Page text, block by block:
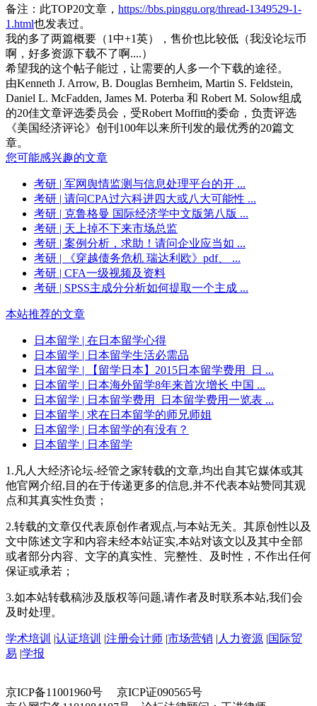
备注：此TOP20文章， https://bbs.pinggu.org/thread-1349529-1-
1.html也发表过。
我的多了两篇概要（1中+1英），售价也比较低（我没论坛币
啊，好多资源下载不了啊....）
希望我的这个帖子能过，让需要的人多一个下载的途径。
由Kenneth J. Arrow, B. Douglas Bernheim, Martin S. Feldstein,
Daniel L. McFadden, James M. Poterba 和 Robert M. Solow组成
的20佳文章评选委员会，受Robert Moffitt的委命，负责评选
《美国经济评论》创刊100年以来所刊发的最优秀的20篇文
章。
您可能感兴趣的文章
考研 | 军网舆情监测与信息处理平台的开 ...
考研 | 请问CPA过六科进四大或八大可能性 ...
考研 | 克鲁格曼 国际经济学中文版第八版 ...
考研 | 天上掉不下来市场总监
考研 | 案例分析，求助！请问企业应当如 ...
考研 | 《穿越债务危机 瑞达利欧》pdf、 ...
考研 | CFA一级视频及资料
考研 | SPSS主成分分析如何提取一个主成 ...
本站推荐的文章
日本留学 | 在日本留学心得
日本留学 | 日本留学生活必需品
日本留学 | 【留学日本】2015日本留学费用_日 ...
日本留学 | 日本海外留学8年来首次增长 中国 ...
日本留学 | 日本留学费用_日本留学费用一览表 ...
日本留学 | 求在日本留学的师兄师姐
日本留学 | 日本留学的有没有？
日本留学 | 日本留学
1.凡人大经济论坛-经管之家转载的文章,均出自其它媒体或其
他官网介绍,目的在于传递更多的信息,并不代表本站赞同其观
点和其真实性负责；
2.转载的文章仅代表原创作者观点,与本站无关。其原创性以及
文中陈述文字和内容未经本站证实,本站对该文以及其中全部
或者部分内容、文字的真实性、完整性、及时性，不作出任何
保证或承若；
3.如本站转载稿涉及版权等问题,请作者及时联系本站,我们会
及时处理。
学术培训 |认证培训 |注册会计师 |市场营销 | 人力资源 |国际贸
易 |学报
京ICP备11001960号 京ICP证090565号